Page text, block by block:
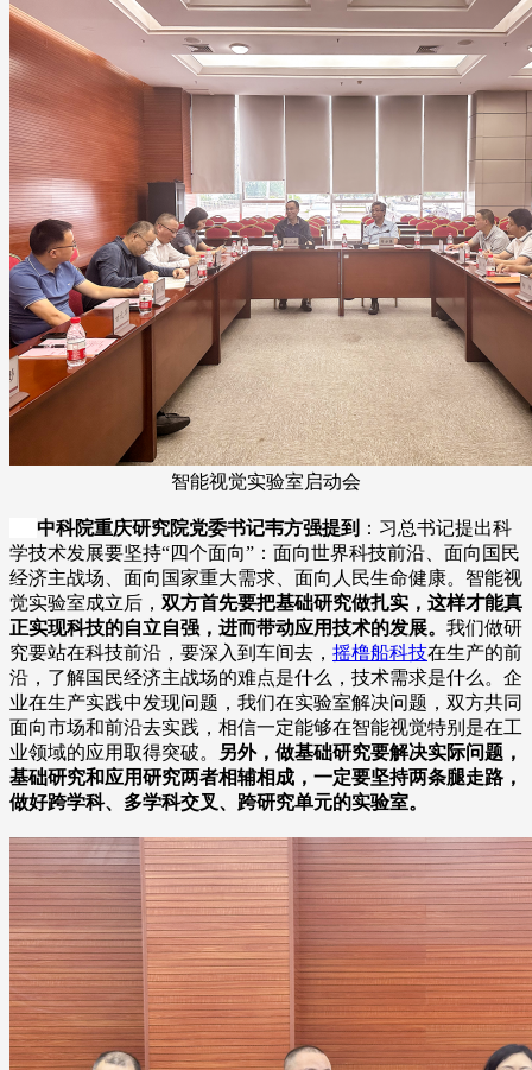
智能视觉实验室启动会
中科院重庆研究院党委书记韦方强提到 ：习总书记提出科
学技术发展要坚持“四个面向”：面向世界科技前沿、面向国民
经济主战场、面向国家重大需求、面向人民生命健康。智能视
觉实验室成立后， 双方首先要把基础研究做扎实，这样才能真
正实现科技的自立自强，进而带动应用技术的发展。 我们做研
究要站在科技前沿，要深入到车间去， 摇橹船科技在生产的前
沿，了解国民经济主战场的难点是什么，技术需求是什么。企
业在生产实践中发现问题，我们在实验室解决问题，双方共同
面向市场和前沿去实践，相信一定能够在智能视觉特别是在工
业领域的应用取得突破。
另外，做基础研究要解决实际问题，
基础研究和应用研究两者相辅相成，一定要坚持两条腿走路，
做好跨学科、多学科交叉、跨研究单元的实验室。